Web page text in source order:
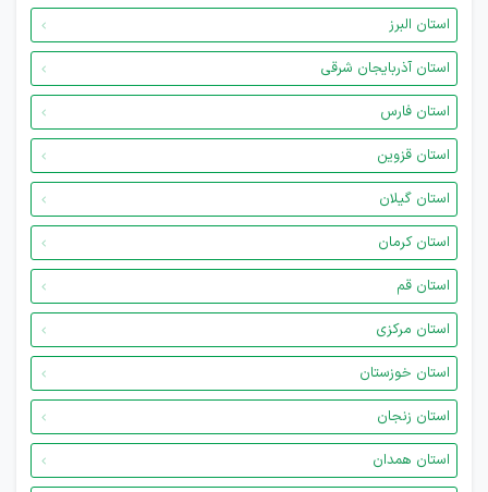
استان البرز
استان آذربایجان شرقی
استان فارس
استان قزوین
استان گیلان
استان کرمان
استان قم
استان مرکزی
استان خوزستان
استان زنجان
استان همدان